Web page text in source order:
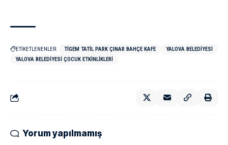
ETİKETLENENLER: TİGEM TATIL PARK ÇINAR BAHÇE KAFE
YALOVA BELEDIYESI
YALOVA BELEDIYESI ÇOCUK ETKINLIKLERI
Yorum yapılmamış